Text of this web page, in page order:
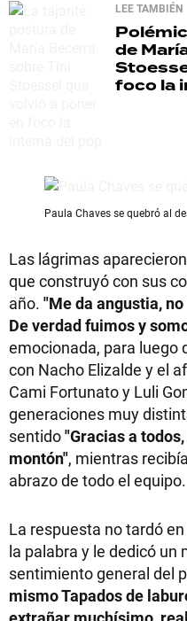
LEE TAMBIÉN
de
foco la
Paula Chaves se quebró al
Las lágrimas
que construyó con sus
año. "Me da angustia,
De verdad fuimos y
emocionada, para luego
con Nacho Elizalde y el
Cami Fortunato y Luli
generaciones muy
sentido"Gracias a
montón", mientras
abrazo de todo el equipo.
La respuesta no tardó
la palabra y le dedicó un
sentimiento general del
mismo Tapados de